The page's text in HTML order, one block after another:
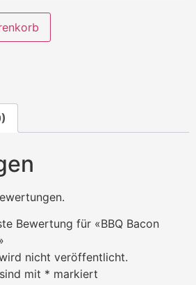
Bewertung für «BBQ Bacon
nicht veröffentlicht.
mit * markiert